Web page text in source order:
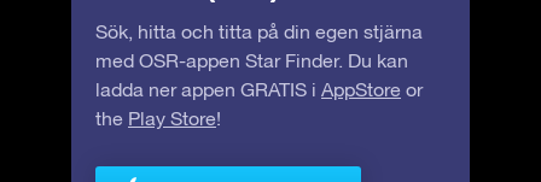
Sök, hitta och titta på din egen stjärna
med OSR-appen Star Finder. Du kan
ladda ner appen GRATIS i AppStore or
the Play Store!